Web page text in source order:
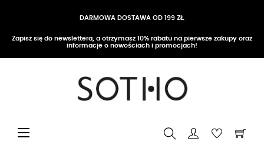
DARMOWA DOSTAWA OD 199 ZŁ
Zapisz się do newslettera, a otrzymasz 10% rabatu na pierwsze zakupy oraz
informacje o nowościach i promocjach!
Przełącz nawigację
☰